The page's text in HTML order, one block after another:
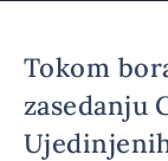
Tokom
zasedanju